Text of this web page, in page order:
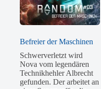
Befreier der Maschinen
Schwerverletzt wird
Nova vom legendären
Technikhehler Albrecht
gefunden. Der arbeitet an